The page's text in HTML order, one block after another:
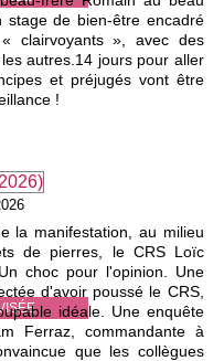
stage de bien-être encadré
clairvoyants », avec des
autres.14 jours pour aller
et préjugés vont être
!
la manifestation, au milieu
de pierres, le CRS Loïc
choc pour l'opinion. Une
d'avoir poussé le CRS,
idéale. Une enquête
Ferraz, commandante à
que les collègues